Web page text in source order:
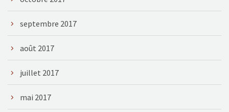
septembre 2017
août 2017
juillet 2017
mai 2017